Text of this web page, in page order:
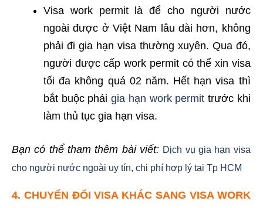
Visa work permit là để cho người nước
ngoài được ở Việt Nam lâu dài hơn, không
phải đi gia hạn visa thường xuyên. Qua đó,
người được cấp work permit có thể xin visa
tối đa không quá 02 năm. Hết hạn visa thì
bắt buộc phảigia hạn work permit trước khi
làm thủ tục gia hạn visa.
Bạn có thể tham thêm bài viết: Dịch vụ gia hạn visa
cho người nước ngoài uy tín, chi phí hợp lý tại Tp HCM
4. CHUYỂN ĐỔI VISAKHÁC SANG VISA WORK